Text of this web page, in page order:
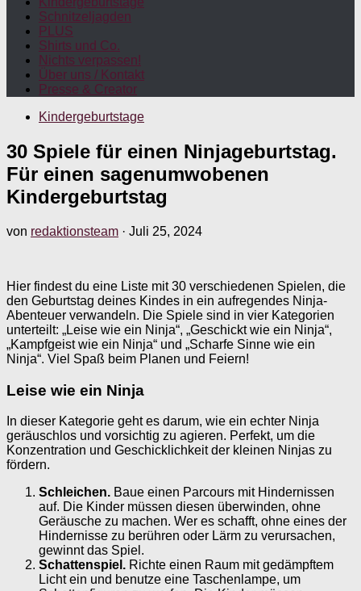
Schnitzeljagden
PLUS
Shirts und Co.
Nichts verpassen!
Über uns / Kontakt
Presse & Creator
Kindergeburtstage
30 Spiele für einen Ninjageburtstag.
Für einen sagenumwobenen
Kindergeburtstag
von redaktionsteam · Juli 25, 2024
Hier findest du eine Liste mit 30 verschiedenen Spielen, die
den Geburtstag deines Kindes in ein aufregendes Ninja-
Abenteuer verwandeln. Die Spiele sind in vier Kategorien
unterteilt: „Leise wie ein Ninja“, „Geschickt wie ein Ninja“,
„Kampfgeist wie ein Ninja“ und „Scharfe Sinne wie ein
Ninja“. Viel Spaß beim Planen und Feiern!
Leise wie ein Ninja
In dieser Kategorie geht es darum, wie ein echter Ninja
geräuschlos und vorsichtig zu agieren. Perfekt, um die
Konzentration und Geschicklichkeit der kleinen Ninjas zu
fördern.
Schleichen. Baue einen Parcours mit Hindernissen
auf. Die Kinder müssen diesen überwinden, ohne
Geräusche zu machen. Wer es schafft, ohne eines der
Hindernisse zu berühren oder Lärm zu verursachen,
gewinnt das Spiel.
Schattenspiel. Richte einen Raum mit gedämpftem
Licht ein und benutze eine Taschenlampe, um